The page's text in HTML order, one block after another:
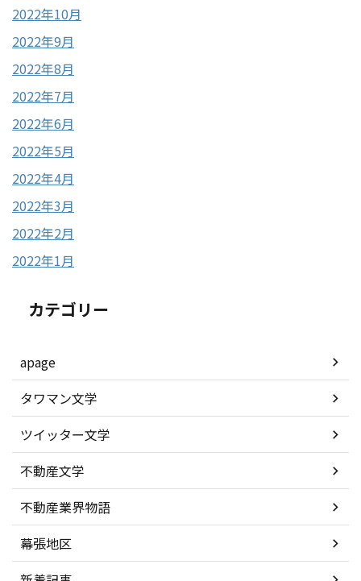
2022年10月
2022年9月
2022年8月
2022年7月
2022年6月
2022年5月
2022年4月
2022年3月
2022年2月
2022年1月
カテゴリー
apage
タワマン文学
ツイッター文学
不動産文学
不動産業界物語
幕張地区